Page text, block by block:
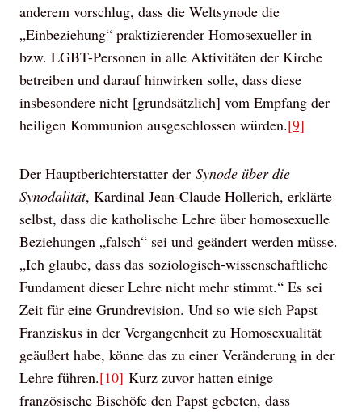
anderem vorschlug, dass die Weltsynode die
„Einbeziehung“ praktizierender Homosexueller in
bzw. LGBT-Personen in alle Aktivitäten der Kirche
betreiben und darauf hinwirken solle, dass diese
insbesondere nicht [grundsätzlich] vom Empfang der
heiligen Kommunion ausgeschlossen würden.[9]
Der Hauptberichterstatter der Synode über die
Synodalität, Kardinal Jean-Claude Hollerich, erklärte
selbst, dass die katholische Lehre über homosexuelle
Beziehungen „falsch“ sei und geändert werden müsse.
„Ich glaube, dass das soziologisch-wissenschaftliche
Fundament dieser Lehre nicht mehr stimmt.“ Es sei
Zeit für eine Grundrevision. Und so wie sich Papst
Franziskus in der Vergangenheit zu Homosexualität
geäußert habe, könne das zu einer Veränderung in der
Lehre führen.[10] Kurz zuvor hatten einige
französische Bischöfe den Papst gebeten, dass